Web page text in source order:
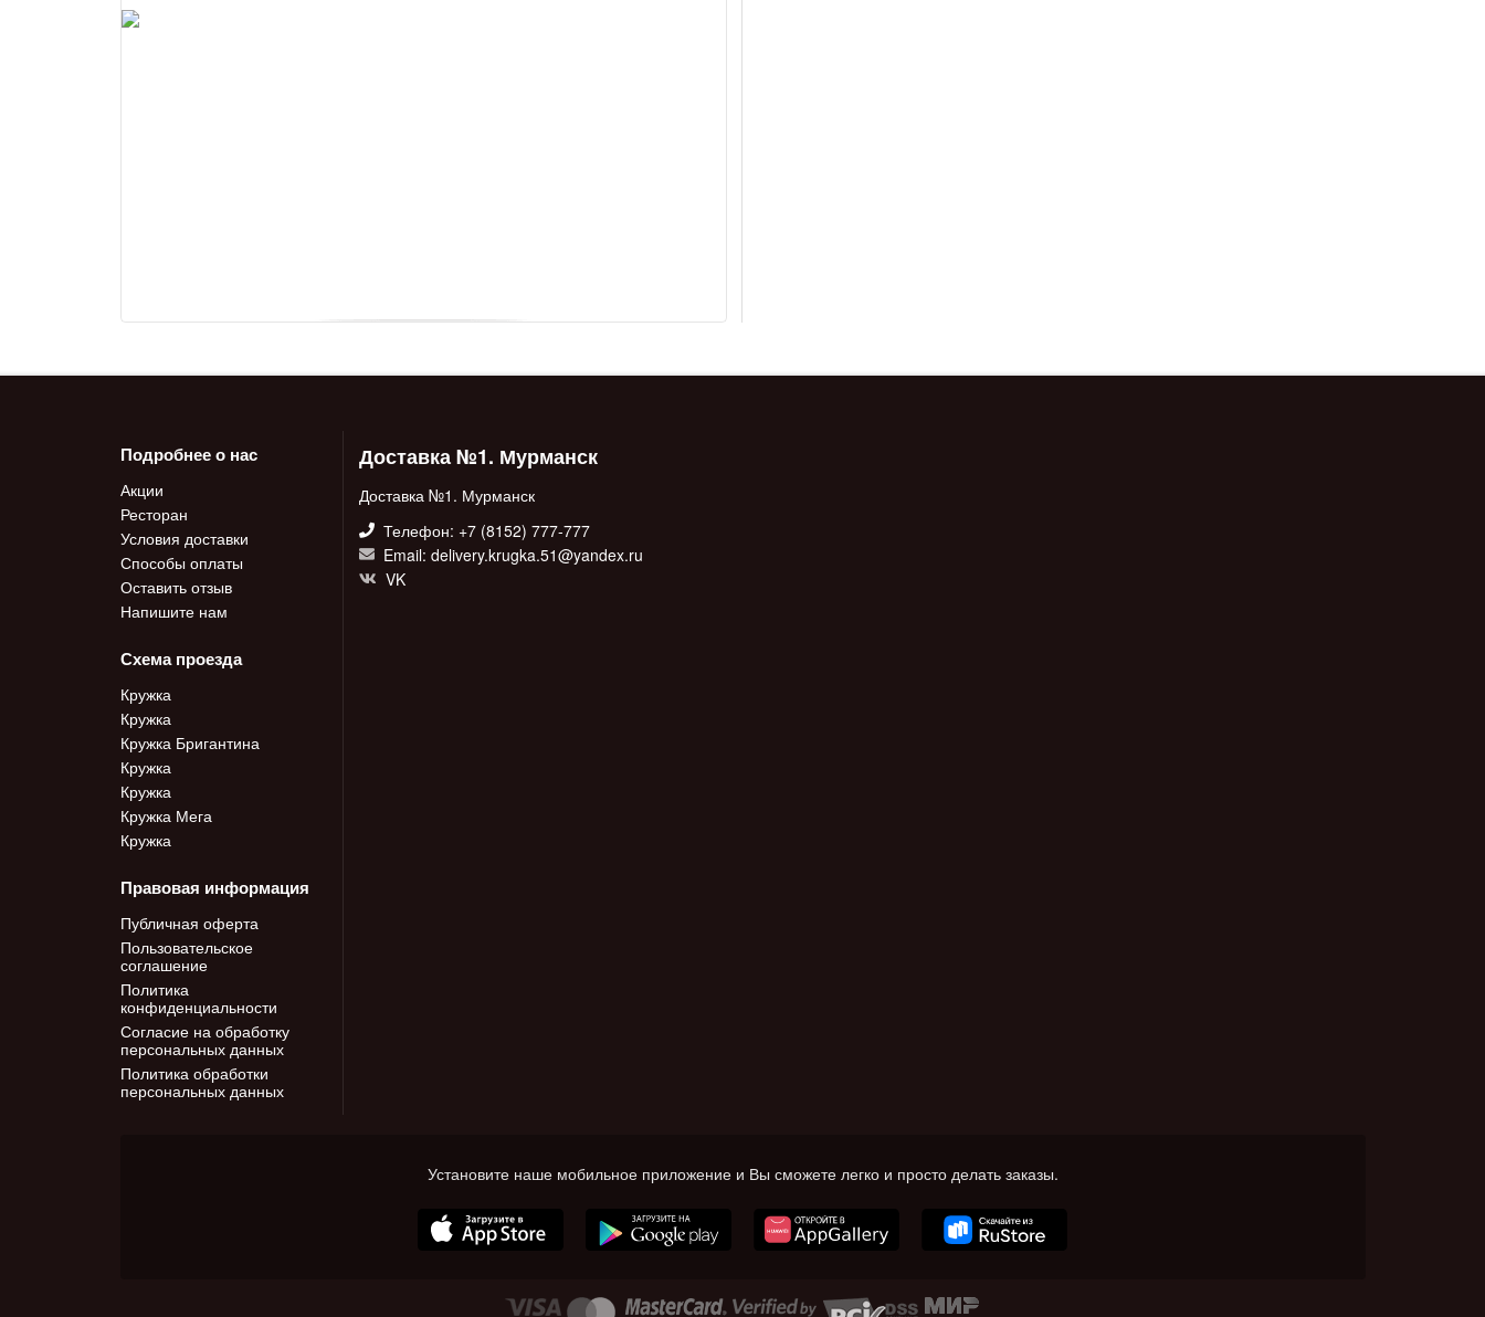
Подробнее о нас
Акции
Ресторан
Условия доставки
Способы оплаты
Оставить отзыв
Напишите нам
Схема проезда
Кружка
Кружка
Кружка Бригантина
Кружка
Кружка
Кружка Мега
Кружка
Правовая информация
Публичная оферта
Пользовательское
соглашение
Политика
конфиденциальности
Согласие на обработку
персональных данных
Политика обработки
персональных данных
Доставка №1. Мурманск
Доставка №1. Мурманск
Телефон: +7 (8152) 777-777
Email: delivery.krugka.51@yandex.ru
VK
Установите наше мобильное приложение и Вы сможете легко и просто делать заказы.